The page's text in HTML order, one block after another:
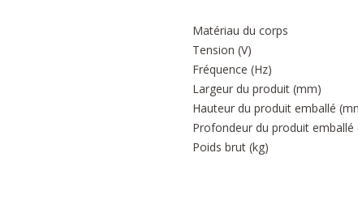
Matériau du corps
Tension (V)
Fréquence (Hz)
Largeur du produit (mm)
Hauteur du produit emballé
Profondeur du produit emballé
Poids brut (kg)